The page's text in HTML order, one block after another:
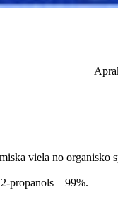
viela no organisko
propanols – 99%.